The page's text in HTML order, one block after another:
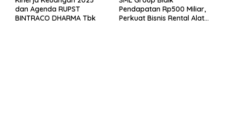
dan Agenda RUPST
BINTRACO DHARMA Tbk
Pendapatan Rp500 Miliar,
Perkuat Bisnis Rental Alat